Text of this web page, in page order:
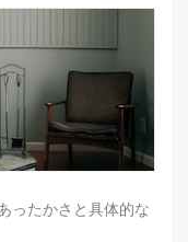
ったかさと具体的な